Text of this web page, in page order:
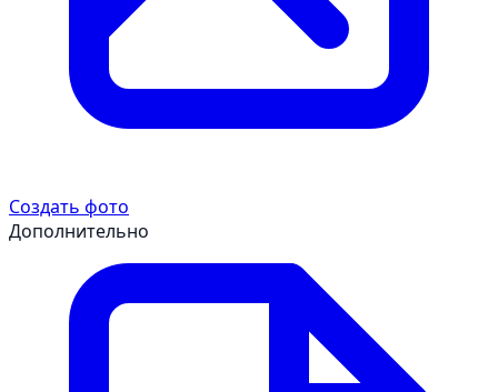
Создать фото
Дополнительно